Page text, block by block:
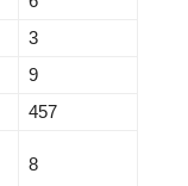
3
9
457
8